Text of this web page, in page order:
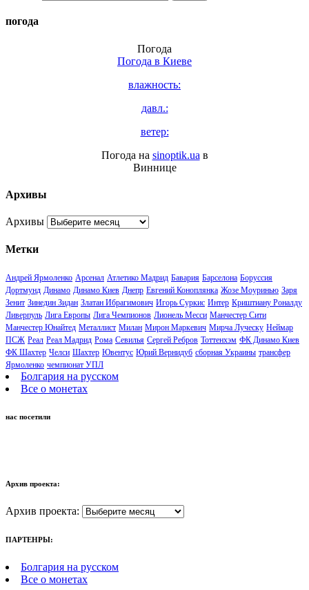
погода
Погода
Погода в Киеве
влажность:
давл.:
ветер:
Погода на sinoptik.ua в
Виннице
Архивы
Архивы
Метки
Андрей Ярмоленко Арсенал Атлетико Мадрид Бавария Барселона Боруссия
Дортмунд Динамо Динамо Киев Днепр Евгений Коноплянка Жозе Моуринью Заря
Зенит Зинедин Зидан Златан Ибрагимович Игорь Суркис Интер Криштиану Роналду
Ливерпуль Лига Европы Лига Чемпионов Лионель Месси Манчестер Сити
Манчестер Юнайтед Металлист Милан Мирон Маркевич Мирча Луческу Неймар
ПСЖ Реал Реал Мадрид Рома Севилья Сергей Ребров Тоттенхэм ФК Динамо Киев
ФК Шахтер Челси Шахтер Ювентус Юрий Вернидуб сборная Украины трансфер
Ярмоленко чемпионат УПЛ
Болгария на русском
Все о монетах
нас посетили
Архив проекта:
Архив проекта:
ПАРТЕНРЫ:
Болгария на русском
Все о монетах